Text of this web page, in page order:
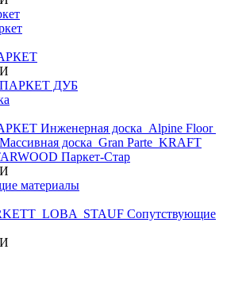
ДУБ
Инженерная доска Alpine Floor
доска Gran Parte KRAFT
Паркет-Стар
материалы
LOBA STAUF Сопутствующие